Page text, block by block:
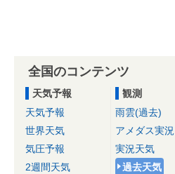
全国のコンテンツ
天気予報
天気予報
世界天気
気圧予報
2週間天気
観測
雨雲(過去)
アメダス実況
実況天気
過去天気